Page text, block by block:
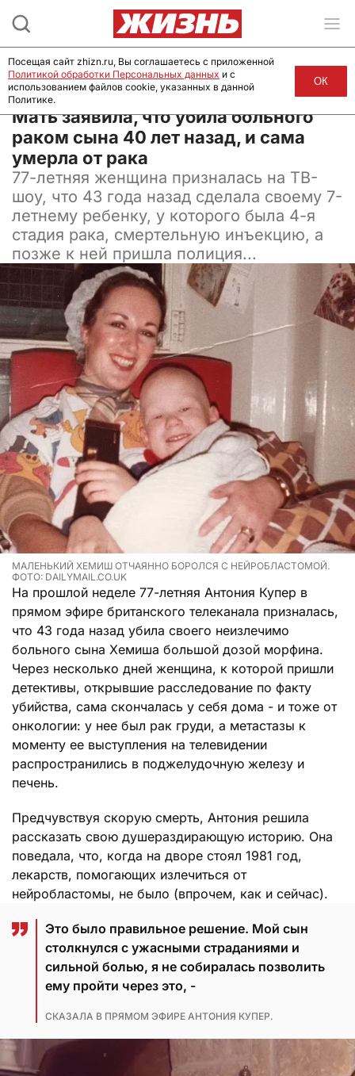
08 июля 2024, 18:00
Мать заявила, что убила больного
раком сына 40 лет назад, и сама
умерла от рака
77-летняя женщина призналась на ТВ-
шоу, что 43 года назад сделала своему 7-
летнему ребенку, у которого была 4-я
стадия рака, смертельную инъекцию, а
позже к ней пришла полиция...
МАЛЕНЬКИЙ ХЕМИШ ОТЧАЯННО БОРОЛСЯ С НЕЙРОБЛАСТОМОЙ.
ФОТО: DAILYMAIL.CO.UK
На прошлой неделе 77-летняя Антония Купер в
прямом эфире британского телеканала призналась,
что 43 года назад убила своего неизлечимо
больного сына Хемиша большой дозой морфина.
Через несколько дней женщина, к которой пришли
детективы, открывшие расследование по факту
убийства, сама скончалась у себя дома - и тоже от
онкологии: у нее был рак груди, а метастазы к
моменту ее выступления на телевидении
распространились в поджелудочную железу и
печень.
Предчувствуя скорую смерть, Антония решила
рассказать свою душераздирающую историю. Она
поведала, что, когда на дворе стоял 1981 год,
лекарств, помогающих излечиться от
нейробластомы, не было (впрочем, как и сейчас).
Это было правильное решение. Мой сын
столкнулся с ужасными страданиями и
сильной болью, я не собиралась позволить
ему пройти через это, -
СКАЗАЛА В ПРЯМОМ ЭФИРЕ АНТОНИЯ КУПЕР.
Посещая сайт zhizn.ru, Вы соглашаетесь с приложенной
Политикой обработки Персональных данных и с
использованием файлов cookie, указанных в данной
Политике.
ОК